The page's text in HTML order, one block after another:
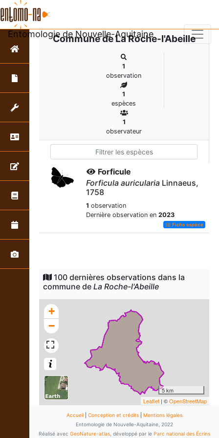
Entomologie de Nouvelle-Aquitaine
Commune de La Roche-l'Abeille
1
observation
1
espèces
1
observateur
Forficule
Forficula auricularia Linnaeus,
1758
1 observation
Dernière observation en 2023
Fiche espèce
100 dernières observations dans la
commune de La Roche-l'Abeille
+
−
5 km
Leaflet | ©OpenStreetMap
Accueil| Conception et crédits| Mentions légales
Entomologie de Nouvelle-Aquitaine, 2022
Réalisé avec GeoNature-atlas, développé par le Parc national des Écrins